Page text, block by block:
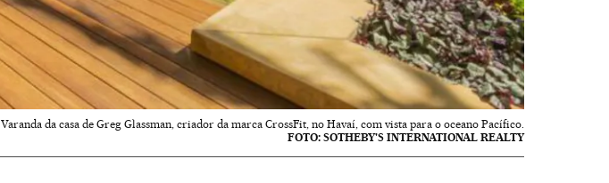
Varanda da casa de Greg Glassman, criador da marca CrossFit, no Havaí, com vista para o oceano Pacífico.
FOTO: SOTHEBY'S INTERNATIONAL REALTY